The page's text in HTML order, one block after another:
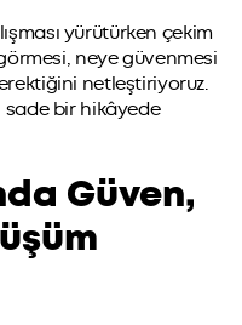
yürütürken çekim
neye güvenmesi
netleştiriyoruz.
sade bir hikâyede
Güven,